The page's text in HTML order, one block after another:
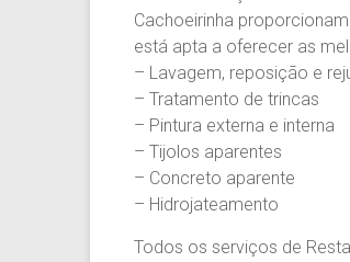
em
prédios
comerciais,
residenciais
condomínios.
Cachoeirinha
está apta a oferecer as
– Lavagem, reposição e
– Tratamento de trincas
– Pintura externa e interna
– Tijolos aparentes
– Concreto aparente
– Hidrojateamento
Todos os serviços de